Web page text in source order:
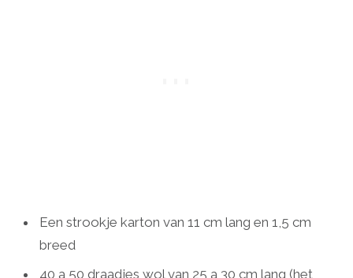
Een strookje karton van 11 cm lang en 1,5 cm
breed
40 a 50 draadjes wol van 25 a 30 cm lang (het